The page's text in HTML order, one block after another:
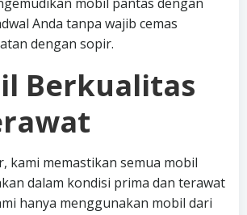
Anda tanpa wajib cemas
dengan sopir.
Berkualitas
kami memastikan semua mobil
dalam kondisi prima dan terawat
hanya menggunakan mobil dari